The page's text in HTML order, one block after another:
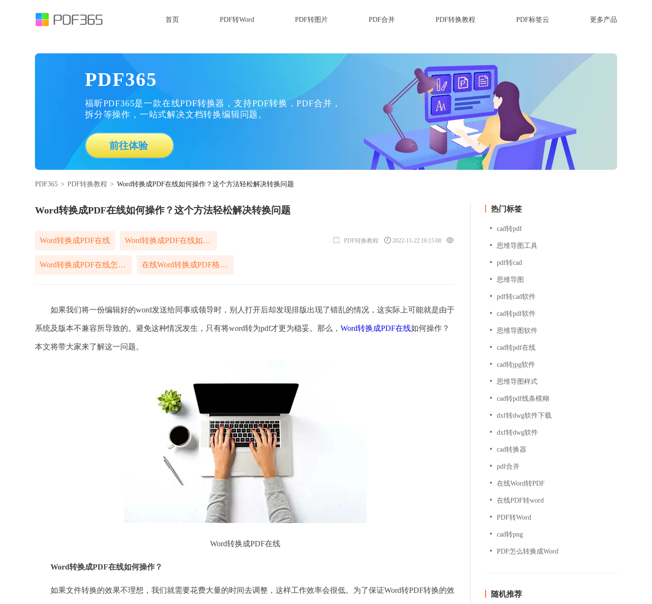
首页 PDF转Word PDF转图片 PDF合并 PDF转换教程 PDF标签云 更多产品
PDF365
福昕PDF365是一款在线PDF转换器，支持PDF转换，PDF合并，
拆分等操作，一站式解决文档转换编辑问题。
前往体验
PDF365 > PDF转换教程 > Word转换成PDF在线如何操作？这个方法轻松解决转换问题
Word转换成PDF在线如何操作？这个方法轻松解决转换问题
Word转换成PDF在线 Word转换成PDF在线如何操作
Word转换成PDF在线怎样操作 在线Word转换成PDF格式方法
PDF转换教程 2022-11-22 16:15:00
如果我们将一份编辑好的word发送给同事或领导时，别人打开后却发现排版出现了错乱的情况，这实际上可能就是由于
系统及版本不兼容所导致的。避免这种情况发生，只有将word转为pdf才更为稳妥。那么， Word转换成PDF在线如何操作？
本文将带大家来了解这一问题。
Word转换成PDF在线
Word转换成PDF在线如何操作？
如果文件转换的效果不理想，我们就需要花费大量的时间去调整，这样工作效率会很低。为了保证Word转PDF转换的效
热门标签
cad转pdf
思维导图工具
pdf转cad
思维导图
pdf转cad软件
cad转pdf软件
思维导图软件
cad转pdf在线
cad转jpg软件
思维导图样式
cad转pdf线条模糊
dxf转dwg软件下载
dxf转dwg软件
cad转换器
pdf合并
在线Word转PDF
在线PDF转word
PDF转Word
cad转png
PDF怎么转换成Word
随机推荐